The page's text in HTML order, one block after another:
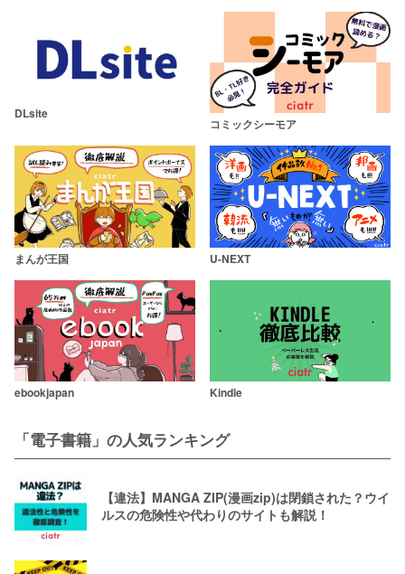
DLsite
コミックシーモア
まんが王国 U-NEXT
ebookjapan Kindle
「電子書籍」の人気ランキング
【違法】MANGA ZIP(漫画zip)は閉鎖された？ウイ
ルスの危険性や代わりのサイトも解説！